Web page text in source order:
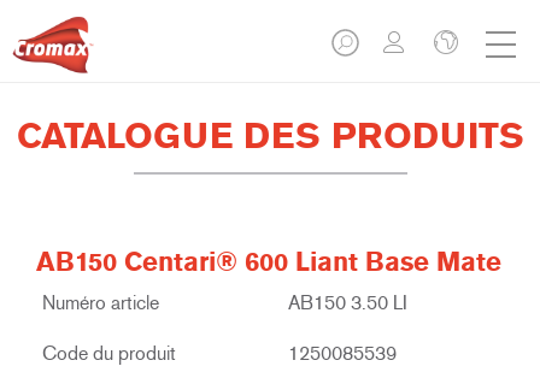
CATALOGUE DES PRODUITS
AB150 Centari® 600 Liant Base Mate
Numéro article AB150 3.50 LI
Code du produit 1250085539